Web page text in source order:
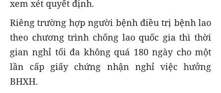
xem xét quyết định.
Riêng trường hợp người bệnh điều trị bệnh lao
theo chương trình chống lao quốc gia thì thời
gian nghỉ tối đa không quá 180 ngày cho một
lần cấp giấy chứng nhận nghỉ việc hưởng
BHXH.